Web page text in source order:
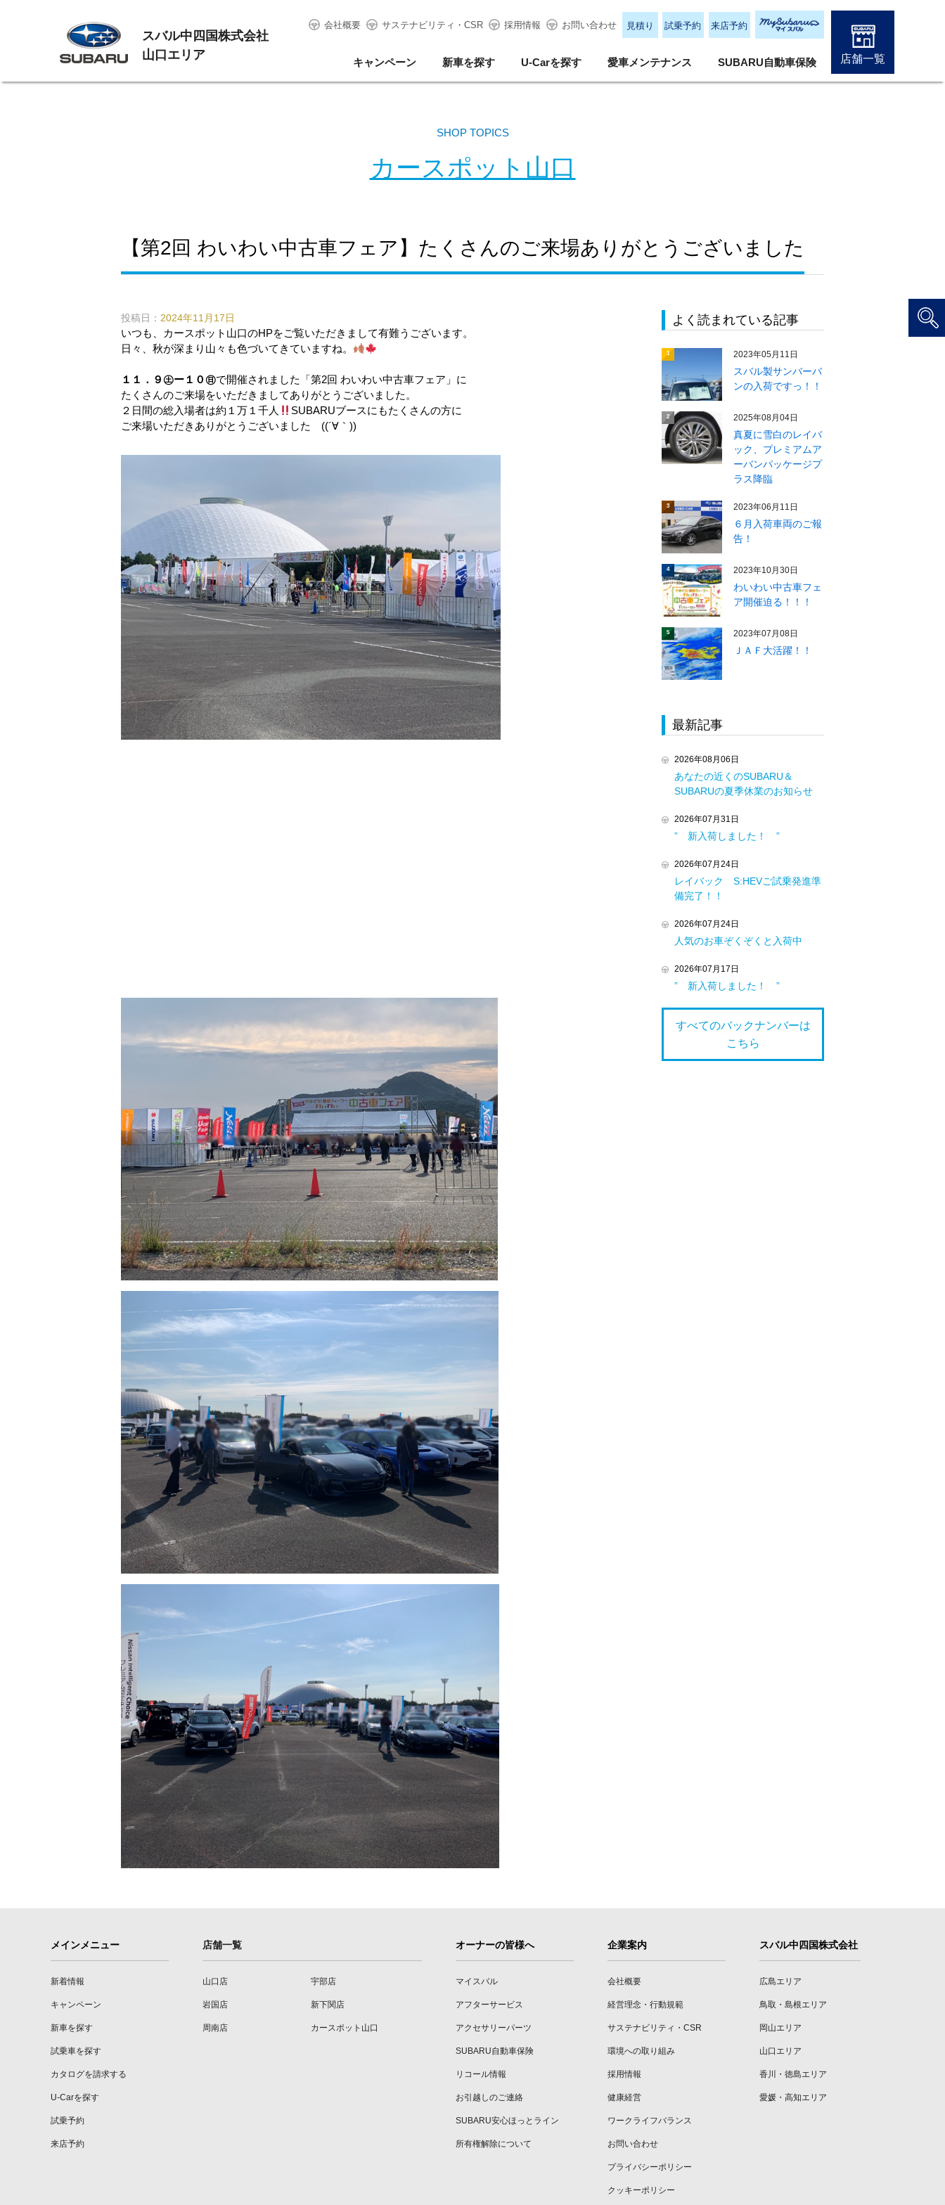
スバル中四国株式会社
山口エリア
会社概要 サステナビリティ・CSR 採用情報 お問い合わせ 見積り 試乗予約 来店予約
キャンペーン 新車を探す U-Carを探す 愛車メンテナンス SUBARU自動車保険 店舗一覧
SHOP TOPICS
カースポット山口
【第2回 わいわい中古車フェア】たくさんのご来場ありがとうございました
投稿日： 2024年11月17日
いつも、カースポット山口のHPをご覧いただきまして有難うございます。
日々、秋が深まり山々も色づいてきていますね。
１１．９㊏ー１０㊐で開催されました「第2回 わいわい中古車フェア」に
たくさんのご来場をいただきましてありがとうございました。
２日間の総入場者は約１万１千人
SUBARUブースにもたくさんの方に
ご来場いただきありがとうございました ((´∀｀))
よく読まれている記事
1 2023年05月11日
スバル製サンバーバ
ンの入荷ですっ！！
2 2025年08月04日
真夏に雪白のレイバ
ック、プレミアムア
ーバンパッケージプ
ラス降臨
3 2023年06月11日
６月入荷車両のご報
告！
4 2023年10月30日
わいわい中古車フェ
ア開催迫る！！！
5 2023年07月08日
ＪＡＦ大活躍！！
最新記事
2026年08月06日
あなたの近くのSUBARU＆
SUBARUの夏季休業のお知らせ
2026年07月31日
” 新入荷しました！ ”
2026年07月24日
レイバック S:HEVご試乗発進準
備完了！！
2026年07月24日
人気のお車ぞくぞくと入荷中
2026年07月17日
” 新入荷しました！ ”
すべてのバックナンバーは
こちら
メインメニュー
新着情報
キャンペーン
新車を探す
試乗車を探す
カタログを請求する
U-Carを探す
試乗予約
来店予約
店舗一覧
山口店 宇部店
岩国店 新下関店
周南店 カースポット山口
オーナーの皆様へ
マイスバル
アフターサービス
アクセサリーパーツ
SUBARU自動車保険
リコール情報
お引越しのご連絡
SUBARU安心ほっとライン
所有権解除について
企業案内
会社概要
経営理念・行動規範
サステナビリティ・CSR
環境への取り組み
採用情報
健康経営
ワークライフバランス
お問い合わせ
プライバシーポリシー
クッキーポリシー
スバル中四国株式会社
広島エリア
鳥取・島根エリア
岡山エリア
山口エリア
香川・徳島エリア
愛媛・高知エリア